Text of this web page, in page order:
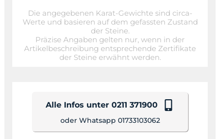
Die angegebenen Karat-Gewichte sind circa-
Werte und basieren auf dem gefassten Zustand
der Steine.
Präzise Angaben gelten nur, wenn in der
Artikelbeschreibung entsprechende Zertifikate
der Steine erwähnt werden.
Alle Infos unter 0211 371900
oder Whatsapp 01733103062